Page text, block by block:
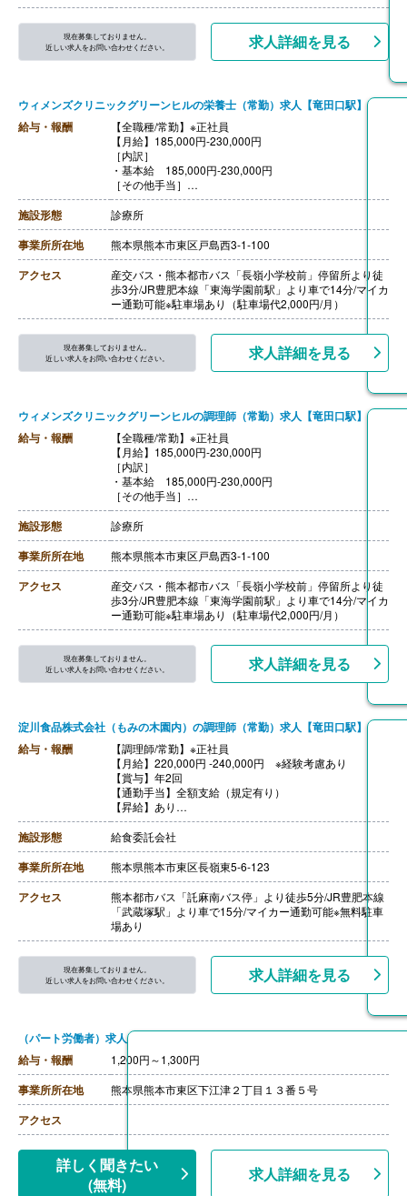
現在募集しておりません。
近しい求人をお問い合わせください。
求人詳細を見る
ウィメンズクリニックグリーンヒルの栄養士（常勤）求人【竜田口駅】
給与・報酬
【全職種/常勤】※正社員
【月給】185,000円-230,000円
［内訳］
・基本給 185,000円-230,000円
［その他手当］
・管理栄養士手当 10,000円/月
・栄養士手当 5,000円/月
・調理師手当 5,000円/月
・皆勤手当 5,000円/月
【賞与】年2回（計3.00ヶ月分）※前年度実績
【通勤手当】あり（上限5,000円/月）※実費支給
【昇給】年1回 （1月あたり0円-5,000円）※前年度実績
【退職金】あり※勤続3年以上
施設形態 診療所
事業所所在地 熊本県熊本市東区戸島西3-1-100
アクセス
産交バス・熊本都市バス「長嶺小学校前」停留所より徒
歩3分/JR豊肥本線「東海学園前駅」より車で14分/マイカ
ー通勤可能※駐車場あり（駐車場代2,000円/月）
現在募集しておりません。
近しい求人をお問い合わせください。
求人詳細を見る
ウィメンズクリニックグリーンヒルの調理師（常勤）求人【竜田口駅】
給与・報酬
【全職種/常勤】※正社員
【月給】185,000円-230,000円
［内訳］
・基本給 185,000円-230,000円
［その他手当］
・管理栄養士手当 10,000円/月
・栄養士手当 5,000円/月
・調理師手当 5,000円/月
・皆勤手当 5,000円/月
【賞与】年2回（計3.00ヶ月分）※前年度実績
【通勤手当】あり（上限5,000円/月）※実費支給
【昇給】年1回 （1月あたり0円-5,000円）※前年度実績
【退職金】あり※勤続3年以上
施設形態 診療所
事業所所在地 熊本県熊本市東区戸島西3-1-100
アクセス
産交バス・熊本都市バス「長嶺小学校前」停留所より徒
歩3分/JR豊肥本線「東海学園前駅」より車で14分/マイカ
ー通勤可能※駐車場あり（駐車場代2,000円/月）
現在募集しておりません。
近しい求人をお問い合わせください。
求人詳細を見る
淀川食品株式会社（もみの木園内）の調理師（常勤）求人【竜田口駅】
給与・報酬
【調理師/常勤】※正社員
【月給】220,000円 -240,000円 ※経験考慮あり
【賞与】年2回
【通勤手当】全額支給（規定有り）
【昇給】あり
【退職金】あり ※勤続3年以上
施設形態 給食委託会社
事業所所在地 熊本県熊本市東区長嶺東5-6-123
アクセス
熊本都市バス「託麻南バス停」より徒歩5分/JR豊肥本線
「武蔵塚駅」より車で15分/マイカー通勤可能※無料駐車
場あり
現在募集しておりません。
近しい求人をお問い合わせください。
求人詳細を見る
（パート労働者）求人
給与・報酬
1,200円～1,300円
事業所所在地 熊本県熊本市東区下江津２丁目１３番５号
アクセス
詳しく聞きたい
(無料)
求人詳細を見る